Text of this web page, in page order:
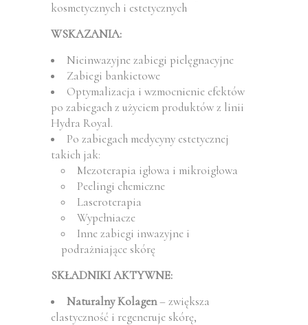
kosmetycznych i estetycznych
WSKAZANIA:
Nieinwazyjne zabiegi pielęgnacyjne
Zabiegi bankietowe
Optymalizacja i wzmocnienie efektów
po zabiegach z użyciem produktów z linii
Hydra Royal.
Po zabiegach medycyny estetycznej
takich jak:
Mezoterapia igłowa i mikroigłowa
Peelingi chemiczne
Laseroterapia
Wypełniacze
Inne zabiegi inwazyjne i
podrażniające skórę
SKŁADNIKI AKTYWNE:
Naturalny Kolagen– zwiększa
elastyczność i regeneruje skórę,